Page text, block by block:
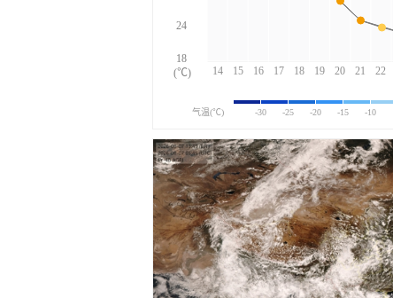
14 15 16 17 18 19 20 21 22
24
18
(℃)
气温(℃) -30 -25 -20 -15 -10